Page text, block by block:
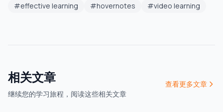
#effective learning #hovernotes #video learning
相关文章
继续您的学习旅程，阅读这些相关文章
查看更多文章